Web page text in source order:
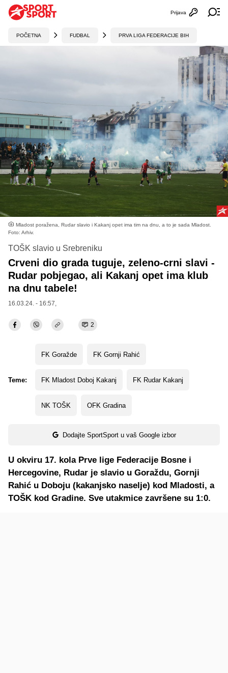
Otvori
Prijava
POČETNA FUDBAL PRVA LIGA FEDERACIJE BIH
Mladost poražena, Rudar slavio i Kakanj opet ima tim na dnu, a to je sada Mladost.
Foto: Arhiv.
TOŠK slavio u Srebreniku
Crveni dio grada tuguje, zeleno-crni slavi -
Rudar pobjegao, ali Kakanj opet ima klub
na dnu tabele!
16.03.24. - 16:57,
2
Teme:
FK Goražde FK Gornji Rahić
FK Mladost Doboj Kakanj FK Rudar Kakanj
NK TOŠK OFK Gradina
Dodajte SportSport u vaš Google izbor
U okviru 17. kola Prve lige Federacije Bosne i
Hercegovine, Rudar je slavio u Goraždu, Gornji
Rahić u Doboju (kakanjsko naselje) kod Mladosti, a
TOŠK kod Gradine. Sve utakmice završene su 1:0.